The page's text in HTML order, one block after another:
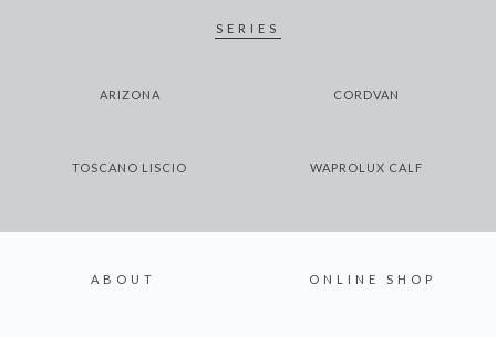
SERIES
ARIZONA CORDVAN
TOSCANO LISCIO WAPROLUX CALF
ABOUT ONLINE SHOP